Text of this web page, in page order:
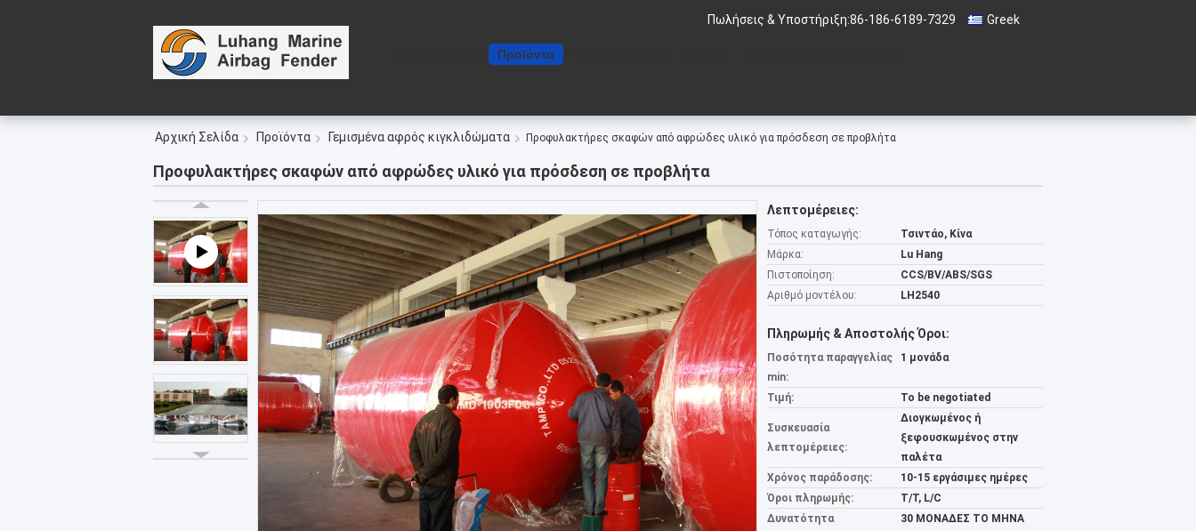
Greek
Πωλήσεις & Υποστήριξη:86-186-6189-7329
Προϊόντα
Αρχική Σελίδα Προϊόντα Γεμισμένα αφρός κιγκλιδώματα Προφυλακτήρες σκαφών από αφρώδες υλικό για πρόσδεση σε προβλήτα
Προφυλακτήρες σκαφών από αφρώδες υλικό για πρόσδεση σε προβλήτα
Λεπτομέρειες:
Τόπος καταγωγής:
Τσιντάο, Κίνα
Μάρκα:
Lu Hang
Πιστοποίηση:
CCS/BV/ABS/SGS
Αριθμό μοντέλου:
LH2540
Πληρωμής & Αποστολής Όροι:
Ποσότητα παραγγελίας
min:
1 μονάδα
Τιμή: To be negotiated
Συσκευασία
λεπτομέρειες:
Διογκωμένος ή
ξεφουσκωμένος στην
παλέτα
Χρόνος παράδοσης:
10-15 εργάσιμες ημέρες
Όροι πληρωμής:
T/T, L/C
Δυνατότητα
30 ΜΟΝΑΔΕΣ ΤΟ ΜΗΝΑ